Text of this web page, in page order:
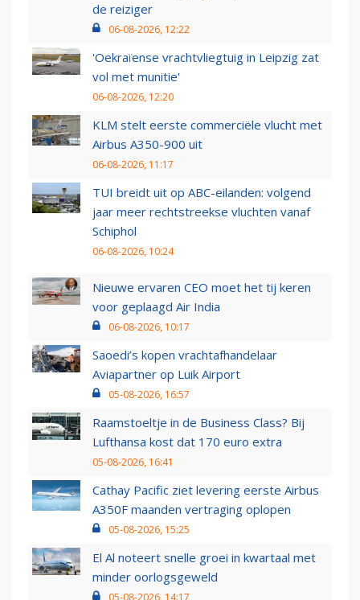
de reiziger
06-08-2026, 12:22
'Oekraïense vrachtvliegtuig in Leipzig zat
vol met munitie'
06-08-2026, 12:20
KLM stelt eerste commerciële vlucht met
Airbus A350-900 uit
06-08-2026, 11:17
TUI breidt uit op ABC-eilanden: volgend
jaar meer rechtstreekse vluchten vanaf
Schiphol
06-08-2026, 10:24
Nieuwe ervaren CEO moet het tij keren
voor geplaagd Air India
06-08-2026, 10:17
Saoedi’s kopen vrachtafhandelaar
Aviapartner op Luik Airport
05-08-2026, 16:57
Raamstoeltje in de Business Class? Bij
Lufthansa kost dat 170 euro extra
05-08-2026, 16:41
Cathay Pacific ziet levering eerste Airbus
A350F maanden vertraging oplopen
05-08-2026, 15:25
El Al noteert snelle groei in kwartaal met
minder oorlogsgeweld
05-08-2026, 14:17